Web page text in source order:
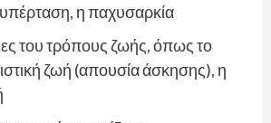
η παχυσαρκία
του τρόπους ζωής, όπως το
ζωή (απουσία άσκησης), η